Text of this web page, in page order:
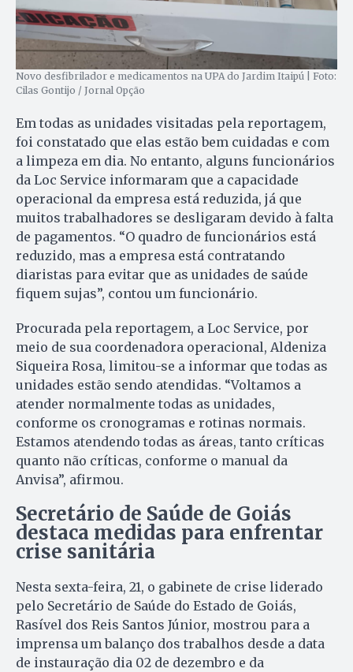
Novo desfibrilador e medicamentos na UPA do Jardim Itaipú | Foto:
Cilas Gontijo / Jornal Opção
Em todas as unidades visitadas pela reportagem,
foi constatado que elas estão bem cuidadas e com
a limpeza em dia. No entanto, alguns funcionários
da Loc Service informaram que a capacidade
operacional da empresa está reduzida, já que
muitos trabalhadores se desligaram devido à falta
de pagamentos. “O quadro de funcionários está
reduzido, mas a empresa está contratando
diaristas para evitar que as unidades de saúde
fiquem sujas”, contou um funcionário.
Procurada pela reportagem, a Loc Service, por
meio de sua coordenadora operacional, Aldeniza
Siqueira Rosa, limitou-se a informar que todas as
unidades estão sendo atendidas. “Voltamos a
atender normalmente todas as unidades,
conforme os cronogramas e rotinas normais.
Estamos atendendo todas as áreas, tanto críticas
quanto não críticas, conforme o manual da
Anvisa”, afirmou.
Secretário de Saúde de Goiás
destaca medidas para enfrentar
crise sanitária
Nesta sexta-feira, 21, o gabinete de crise liderado
pelo Secretário de Saúde do Estado de Goiás,
Rasível dos Reis Santos Júnior, mostrou para a
imprensa um balanço dos trabalhos desde a data
de instauração dia 02 de dezembro e da